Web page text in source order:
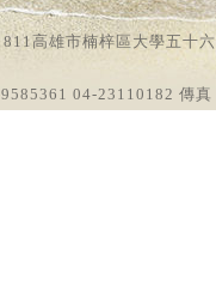
高雄市楠梓區大學五十
04-23110182 傳